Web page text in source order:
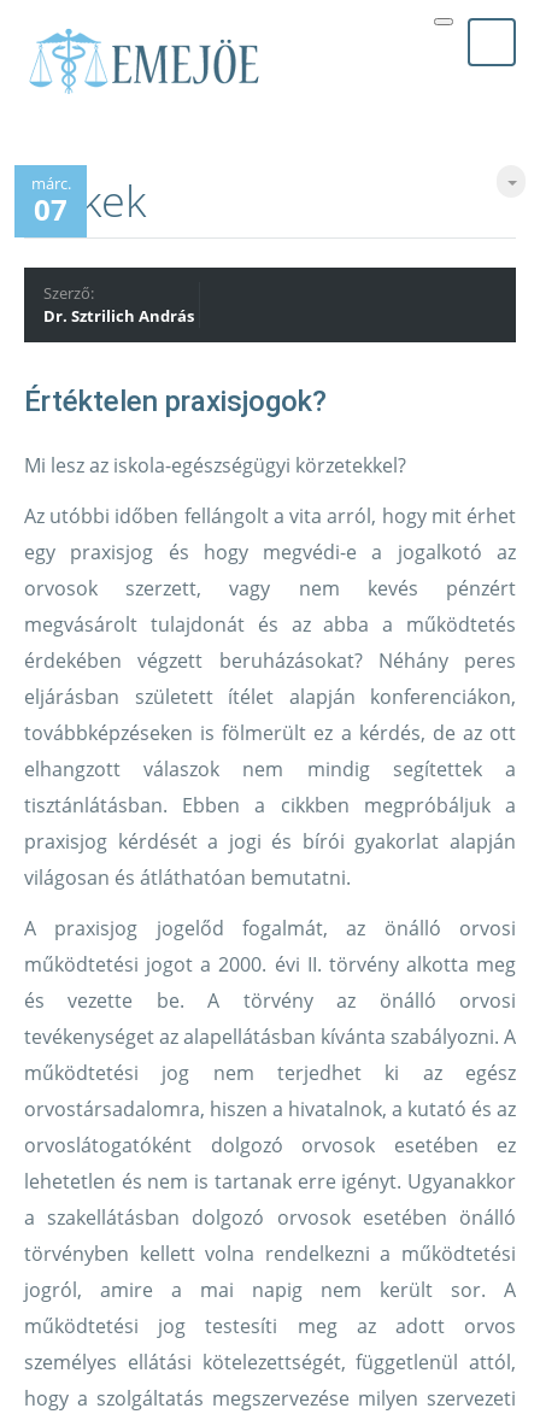
Cikkek
márc.
07
Szerző:
Dr. Sztrilich András
Értéktelen praxisjogok?
Mi lesz az iskola-egészségügyi körzetekkel?
Az utóbbi időben fellángolt a vita arról, hogy mit érhet
egy praxisjog és hogy megvédi-e a jogalkotó az
orvosok szerzett, vagy nem kevés pénzért
megvásárolt tulajdonát és az abba a működtetés
érdekében végzett beruházásokat? Néhány peres
eljárásban született ítélet alapján konferenciákon,
továbbképzéseken is fölmerült ez a kérdés, de az ott
elhangzott válaszok nem mindig segítettek a
tisztánlátásban. Ebben a cikkben megpróbáljuk a
praxisjog kérdését a jogi és bírói gyakorlat alapján
világosan és átláthatóan bemutatni.
A praxisjog jogelőd fogalmát, az önálló orvosi
működtetési jogot a 2000. évi II. törvény alkotta meg
és vezette be. A törvény az önálló orvosi
tevékenységet az alapellátásban kívánta szabályozni. A
működtetési jog nem terjedhet ki az egész
orvostársadalomra, hiszen a hivatalnok, a kutató és az
orvoslátogatóként dolgozó orvosok esetében ez
lehetetlen és nem is tartanak erre igényt. Ugyanakkor
a szakellátásban dolgozó orvosok esetében önálló
törvényben kellett volna rendelkezni a működtetési
jogról, amire a mai napig nem került sor. A
működtetési jog testesíti meg az adott orvos
személyes ellátási kötelezettségét, függetlenül attól,
hogy a szolgáltatás megszervezése milyen szervezeti